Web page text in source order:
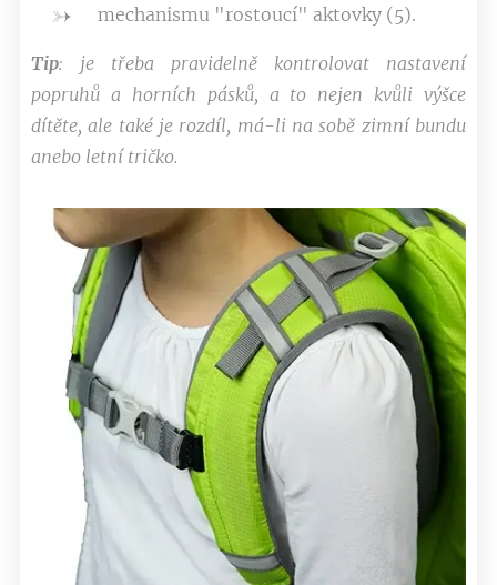
mechanismu "rostoucí" aktovky (5).
Tip: je třeba pravidelně kontrolovat nastavení
popruhů a horních pásků, a to nejen kvůli výšce
dítěte, ale také je rozdíl, má-li na sobě zimní bundu
anebo letní tričko.